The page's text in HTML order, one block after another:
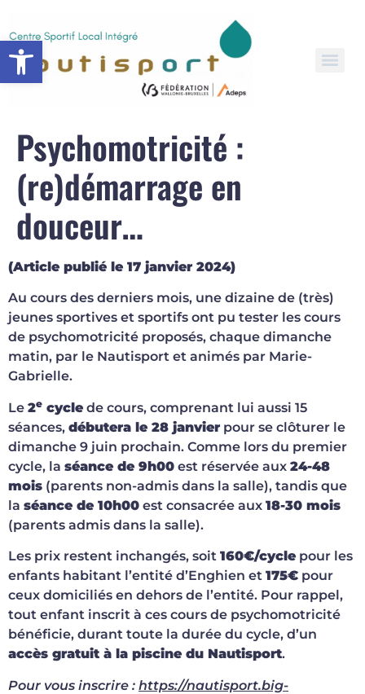
Open toolbar
Psychomotricité :
(re)démarrage en
douceur…
(Article publié le 17 janvier 2024)
Au cours des derniers mois, une dizaine de (très)
jeunes sportives et sportifs ont pu tester les cours
de psychomotricité proposés, chaque dimanche
matin, par le Nautisport et animés par Marie-
Gabrielle.
Le 2e cycle de cours, comprenant lui aussi 15
séances, débutera le 28 janvier pour se clôturer le
dimanche 9 juin prochain. Comme lors du premier
cycle, la séance de 9h00 est réservée aux 24-48
mois (parents non-admis dans la salle), tandis que
la séance de 10h00 est consacrée aux 18-30 mois
(parents admis dans la salle).
Les prix restent inchangés, soit 160€/cycle pour les
enfants habitant l’entité d’Enghien et 175€ pour
ceux domiciliés en dehors de l’entité. Pour rappel,
tout enfant inscrit à ces cours de psychomotricité
bénéficie, durant toute la durée du cycle, d’un
accès gratuit à la piscine du Nautisport.
Pour vous inscrire : https://nautisport.big-